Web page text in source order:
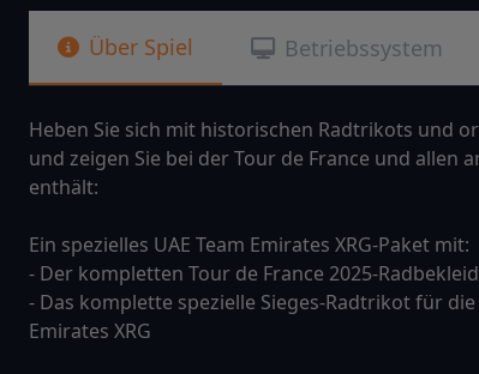
Über Spiel Betriebssystem
Heben Sie sich mit historischen Radtrikots und
und zeigen Sie bei der Tour de France und allen
enthält:
Ein spezielles UAE Team Emirates XRG-Paket mit:
- Der kompletten Tour de France 2025-
- Das komplette spezielle Sieges-Radtrikot für
Emirates XRG